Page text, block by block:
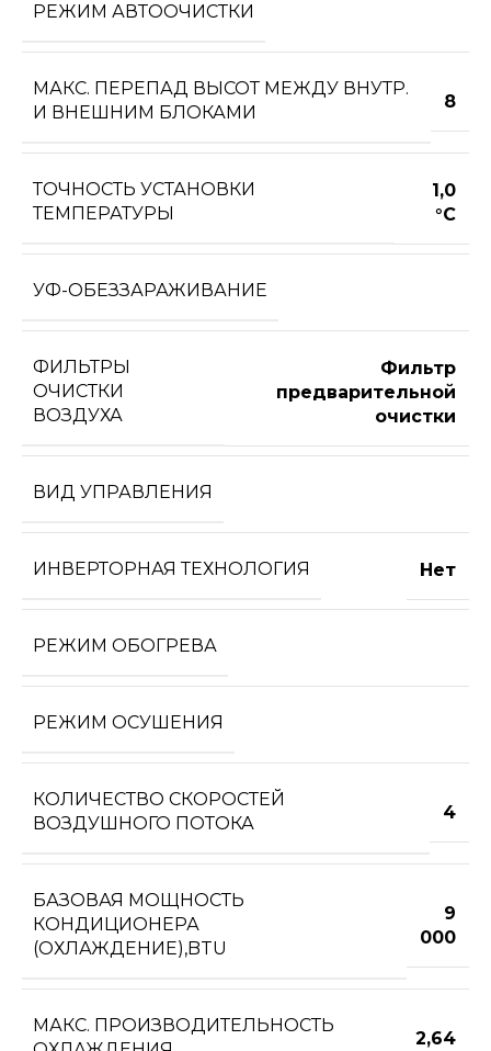
РЕЖИМ АВТООЧИСТКИ
МАКС. ПЕРЕПАД ВЫСОТ МЕЖДУ ВНУТР.
И ВНЕШНИМ БЛОКАМИ
8
ТОЧНОСТЬ УСТАНОВКИ
ТЕМПЕРАТУРЫ
1,0
°С
УФ-ОБЕЗЗАРАЖИВАНИЕ
ФИЛЬТРЫ
ОЧИСТКИ
ВОЗДУХА
Фильтр
предварительной
очистки
ВИД УПРАВЛЕНИЯ
ИНВЕРТОРНАЯ ТЕХНОЛОГИЯ Нет
РЕЖИМ ОБОГРЕВА
РЕЖИМ ОСУШЕНИЯ
КОЛИЧЕСТВО СКОРОСТЕЙ
ВОЗДУШНОГО ПОТОКА
4
БАЗОВАЯ МОЩНОСТЬ
КОНДИЦИОНЕРА
(ОХЛАЖДЕНИЕ),BTU
9
000
МАКС. ПРОИЗВОДИТЕЛЬНОСТЬ
2,64